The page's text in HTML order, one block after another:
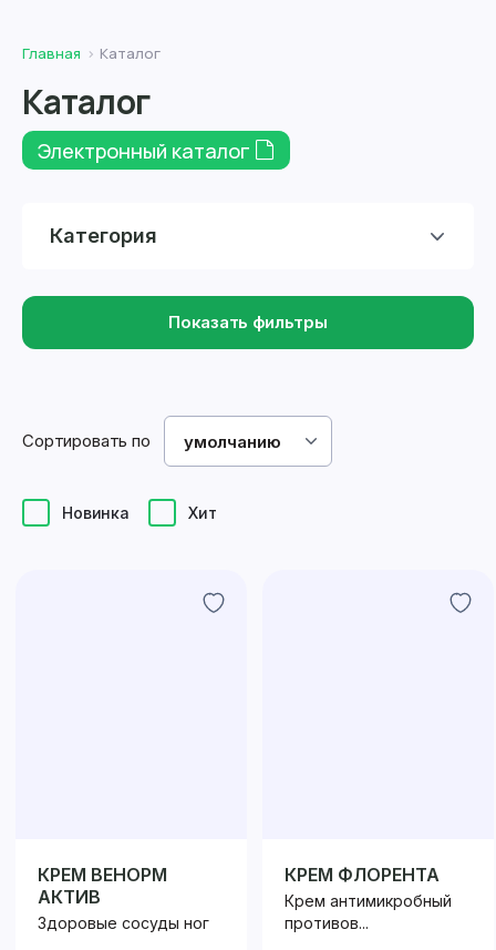
Главная Каталог
Каталог
Электронный каталог
Категория
Показать фильтры
Новинка Хит
Сортировать по умолчанию
КРЕМ ВЕНОРМ
АКТИВ
Здоровые сосуды ног
КРЕМ ФЛОРЕНТА
Крем антимикробный
противов...